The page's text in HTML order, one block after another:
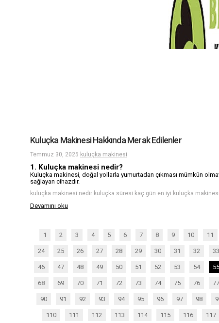
Kuluçka Makinesi Hakkında Merak Edilenler
Temmuz 30, 2025 kuluçka makinesi
1. Kuluçka makinesi nedir?
Kuluçka makinesi, doğal yollarla yumurtadan çıkması mümkün
sağlayan cihazdır.
Devamını oku
1 2 3 4 5 6 7 8 9 10 11
24 25 26 27 28 29 30 31 32 33
46 47 48 49 50 51 52 53 54 55
68 69 70 71 72 73 74 75 76 77
90 91 92 93 94 95 96 97 98
110 111 112 113 114 115 116 117